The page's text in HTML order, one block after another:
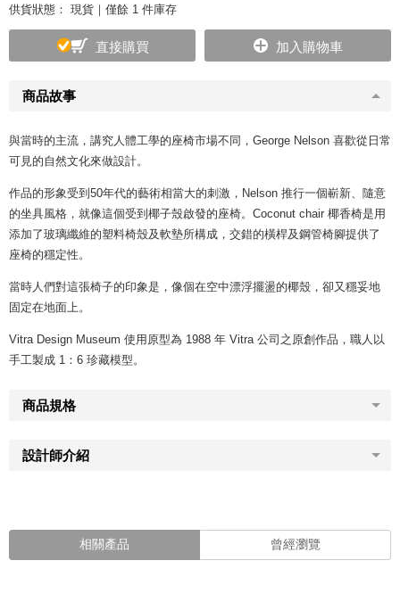
商品故事
與當時的主流，講究人體工學的座椅市場不同，George Nelson 喜歡從日常
可見的自然文化來做設計。
作品的形象受到50年代的藝術相當大的刺激，Nelson 推行一個嶄新、隨意
的坐具風格，就像這個受到椰子殼啟發的座椅。Coconut chair 椰香椅是用
添加了玻璃纖維的塑料椅殼及軟墊所構成，交錯的橫桿及鋼管椅腳提供了
座椅的穩定性。
當時人們對這張椅子的印象是，像個在空中漂浮擺盪的椰殼，卻又穩妥地
固定在地面上。
Vitra Design Museum 使用原型為 1988 年 Vitra 公司之原創作品，職人以
手工製成 1：6 珍藏模型。
商品規格
設計師介紹
供貨狀態： 現貨｜僅餘 1 件庫存
直接購買 加入購物車
相關產品 曾經瀏覽